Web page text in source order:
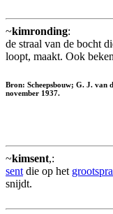
~kimronding:
de straal van de bocht
loopt, maakt. Ook
Bron: Scheepsbouw; G. J. van
november 1937.
~kimsent,:
sent die op het
snijdt.